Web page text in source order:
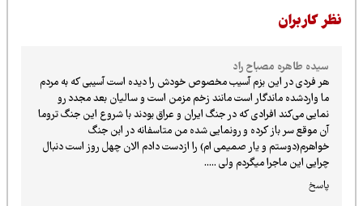
کاربران
سیده طاهره مصباح راد
هر فردی در این بزم آسیب مخصوص خودش را دیده است آسیبی که به مردم
ما واردشده ماندگار است مانند زخم مزمن است و سالیان بعد مجدد رو
نمایی می‌کند افرادی که در جنگ ایران و عراق بودند با شروع این جنگ تروما
آن موقع سر باز کرده و رونمایی شده من متاسفانه در ابن جنگ
خواهرم(دوستم و یار صمیمی ام) را ازدست دادم الان چهل روز است دنبال
چرایی این ماجرا میگردم ولی .....